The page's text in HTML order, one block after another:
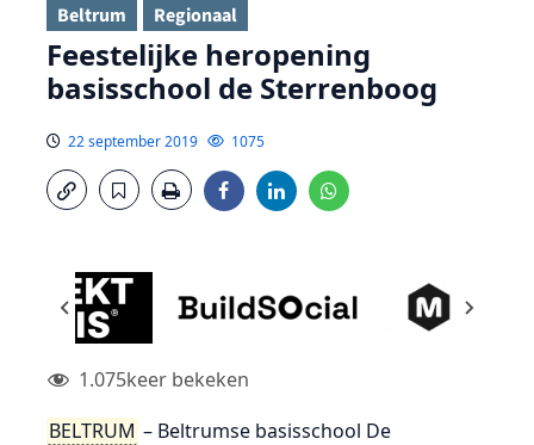
Beltrum Regionaal
Feestelijke heropening
basisschool de Sterrenboog
22 september 2019 1075
1.075keer bekeken
BELTRUM – Beltrumse basisschool De